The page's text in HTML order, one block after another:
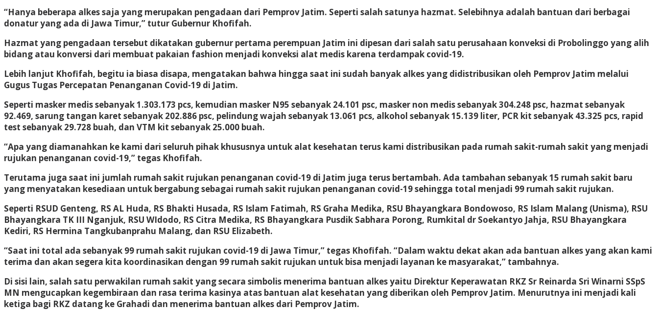
“Hanya beberapa alkes saja yang merupakan pengadaan dari Pemprov Jatim. Seperti salah satunya hazmat. Selebihnya adalah bantuan dari berbagai
donatur yang ada di Jawa Timur,” tutur Gubernur Khofifah.
Hazmat yang pengadaan tersebut dikatakan gubernur pertama perempuan Jatim ini dipesan dari salah satu perusahaan konveksi di Probolinggo yang alih
bidang atau konversi dari membuat pakaian fashion menjadi konveksi alat medis karena terdampak covid-19.
Lebih lanjut Khofifah, begitu ia biasa disapa, mengatakan bahwa hingga saat ini sudah banyak alkes yang didistribusikan oleh Pemprov Jatim melalui
Gugus Tugas Percepatan Penanganan Covid-19 di Jatim.
Seperti masker medis sebanyak 1.303.173 pcs, kemudian masker N95 sebanyak 24.101 psc, masker non medis sebanyak 304.248 psc, hazmat sebanyak
92.469, sarung tangan karet sebanyak 202.886 psc, pelindung wajah sebanyak 13.061 pcs, alkohol sebanyak 15.139 liter, PCR kit sebanyak 43.325 pcs, rapid
test sebanyak 29.728 buah, dan VTM kit sebanyak 25.000 buah.
“Apa yang diamanahkan ke kami dari seluruh pihak khususnya untuk alat kesehatan terus kami distribusikan pada rumah sakit-rumah sakit yang menjadi
rujukan penanganan covid-19,” tegas Khofifah.
Terutama juga saat ini jumlah rumah sakit rujukan penanganan covid-19 di Jatim juga terus bertambah. Ada tambahan sebanyak 15 rumah sakit baru
yang menyatakan kesediaan untuk bergabung sebagai rumah sakit rujukan penanganan covid-19 sehingga total menjadi 99 rumah sakit rujukan.
Seperti RSUD Genteng, RS AL Huda, RS Bhakti Husada, RS Islam Fatimah, RS Graha Medika, RSU Bhayangkara Bondowoso, RS Islam Malang (Unisma), RSU
Bhayangkara TK III Nganjuk, RSU WIdodo, RS Citra Medika, RS Bhayangkara Pusdik Sabhara Porong, Rumkital dr Soekantyo Jahja, RSU Bhayangkara
Kediri, RS Hermina Tangkubanprahu Malang, dan RSU Elizabeth.
“Saat ini total ada sebanyak 99 rumah sakit rujukan covid-19 di Jawa Timur,” tegas Khofifah. “Dalam waktu dekat akan ada bantuan alkes yang akan kami
terima dan akan segera kita koordinasikan dengan 99 rumah sakit rujukan untuk bisa menjadi layanan ke masyarakat,” tambahnya.
Di sisi lain, salah satu perwakilan rumah sakit yang secara simbolis menerima bantuan alkes yaitu Direktur Keperawatan RKZ Sr Reinarda Sri Winarni SSpS
MN mengucapkan kegembiraan dan rasa terima kasinya atas bantuan alat kesehatan yang diberikan oleh Pemprov Jatim. Menurutnya ini menjadi kali
ketiga bagi RKZ datang ke Grahadi dan menerima bantuan alkes dari Pemprov Jatim.